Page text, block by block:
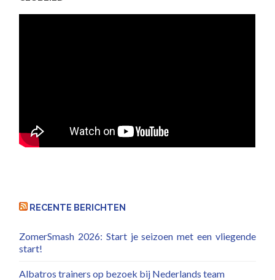
RECENTE BERICHTEN
ZomerSmash 2026: Start je seizoen met een vliegende
start!
Albatros trainers op bezoek bij Nederlands team